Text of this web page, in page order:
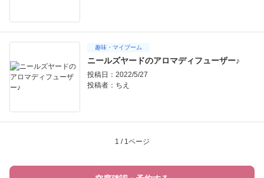
趣味・マイブーム
ニールズヤードのアロマディフューザー♪
投稿日：2022/5/27
投稿者： ちえ
1 / 1ページ